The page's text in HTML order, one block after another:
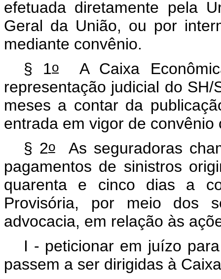
efetuada diretamente pela
Geral da União, ou por
mediante convênio.
§ 1oA Caixa
representação judicial do
meses a contar da
entrada em vigor de
§ 2oAs seguradoras
pagamentos de sinistros
quarenta e cinco dias a
Provisória, por meio dos
advocacia, em relação às
I - peticionar em juízo
passem a ser dirigidas à